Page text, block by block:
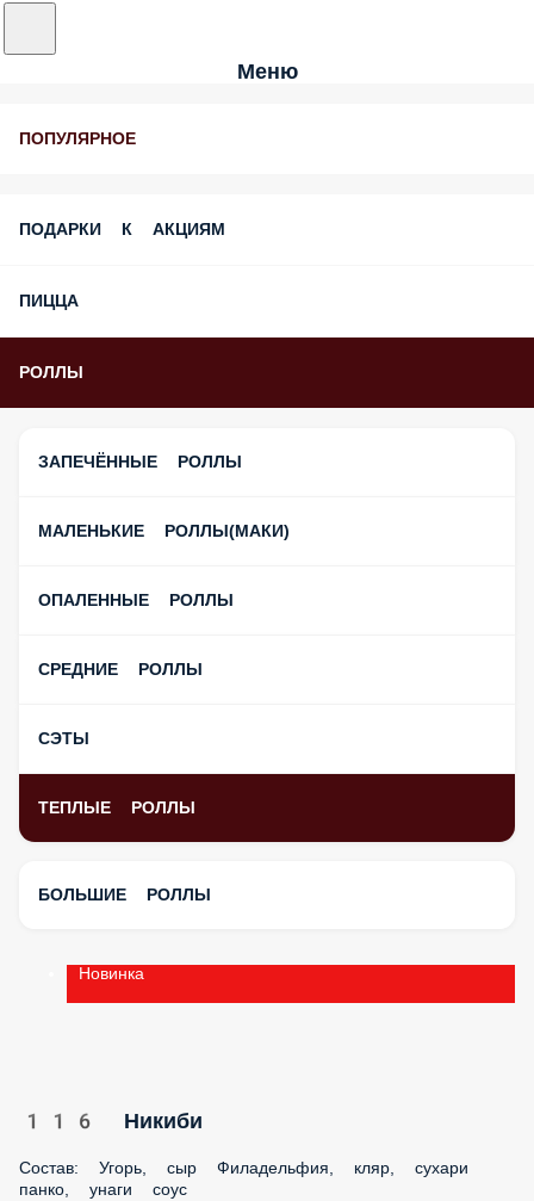
Меню
ПОПУЛЯРНОЕ
ПОДАРКИ К АКЦИЯМ
ПИЦЦА
РОЛЛЫ
ЗАПЕЧЁННЫЕ РОЛЛЫ
МАЛЕНЬКИЕ РОЛЛЫ(МАКИ)
ОПАЛЕННЫЕ РОЛЛЫ
СРЕДНИЕ РОЛЛЫ
СЭТЫ
ТЕПЛЫЕ РОЛЛЫ
БОЛЬШИЕ РОЛЛЫ
Новинка
116 Никиби
Состав: Угорь, сыр Филадельфия, кляр, сухари панко, унаги
соус